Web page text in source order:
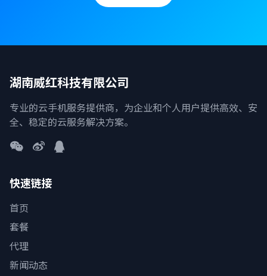
湖南威红科技有限公司
专业的云手机服务提供商，为企业和个人用户提供高效、安
全、稳定的云服务解决方案。
快速链接
首页
套餐
代理
新闻动态